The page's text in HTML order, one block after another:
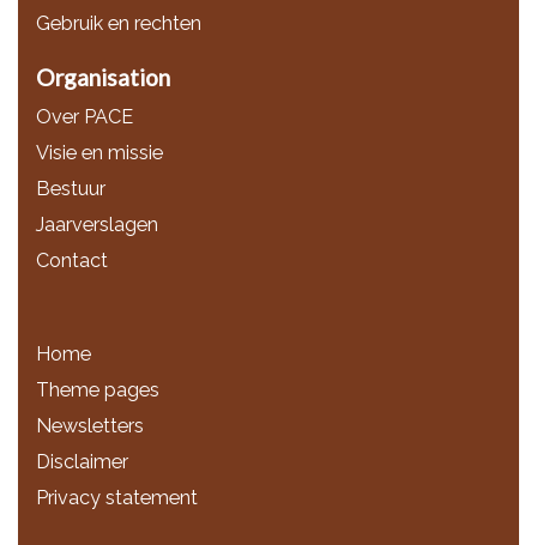
Gebruik en rechten
Organisation
Over PACE
Visie en missie
Bestuur
Jaarverslagen
Contact
Home
Theme pages
Newsletters
Disclaimer
Privacy statement